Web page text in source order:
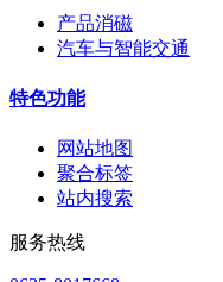
产品消磁
汽车与智能交通
特色功能
网站地图
聚合标签
站内搜索
服务热线